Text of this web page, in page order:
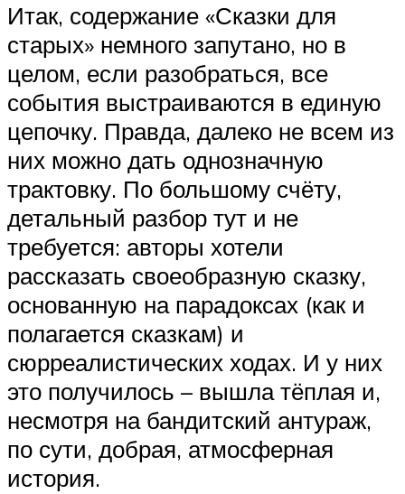
Итак, содержание «Сказки для
старых» немного запутано, но в
целом, если разобраться, все
события выстраиваются в единую
цепочку. Правда, далеко не всем из
них можно дать однозначную
трактовку. По большому счёту,
детальный разбор тут и не
требуется: авторы хотели
рассказать своеобразную сказку,
основанную на парадоксах (как и
полагается сказкам) и
сюрреалистических ходах. И у них
это получилось – вышла тёплая и,
несмотря на бандитский антураж,
по сути, добрая, атмосферная
история.